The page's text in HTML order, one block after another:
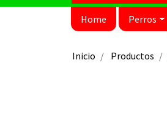
Home Perros
Inicio Productos